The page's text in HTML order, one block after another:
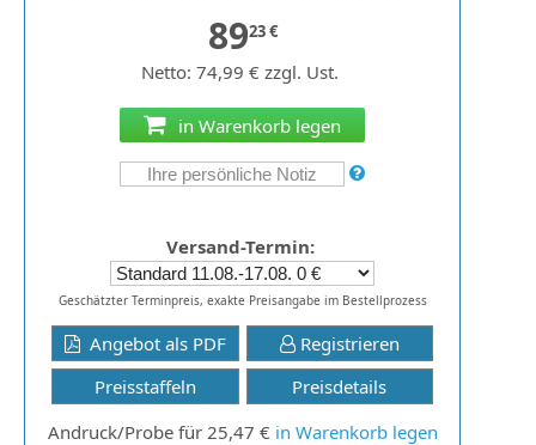
8923 €
Netto: 74,99 € zzgl. Ust.
in Warenkorb legen
Versand-Termin:
Geschätzter Terminpreis, exakte Preisangabe im Bestellprozess
Angebot als PDF
Registrieren
Preisstaffeln
Preisdetails
Andruck/Probe für 25,47 € in Warenkorb legen